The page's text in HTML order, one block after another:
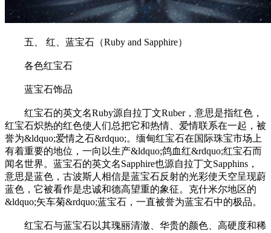
五、 红、蓝宝石（Ruby and Sapphire）
各色红宝石
蓝宝石饰品
红宝石的英文名Ruby源自拉丁文Ruber，意思是指红色，
红宝石炽热的红色使人们总把它和热情、爱情联系在一起，被
誉为&ldquo;爱情之石&rdquo;。缅甸红宝石在国际珠宝市场上
有着重要的地位，一向以生产&ldquo;鸽血红&rdquo;红宝石而
闻名世界。蓝宝石的英文名Sapphire也源自拉丁文Sapphins，
意思是蓝色，古波斯人相信是蓝宝石反射的光彩使天空呈现蔚
蓝色，它被看作是忠诚和德高望重的象征。克什米尔地区的
&ldquo;矢车菊&rdquo;蓝宝石，一直被誉为蓝宝石中的极品。
红宝石与蓝宝石以其瑰丽清澈、华贵的颜色、高硬度和稀